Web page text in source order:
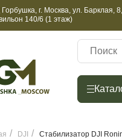
г. Москва, ул. Барклая, 8,
140/6 (1 этаж)
DJI Стабилизатор DJI